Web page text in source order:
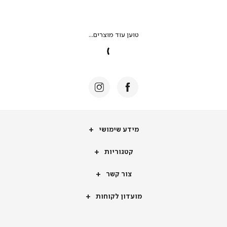
מידע
מידע שימושי
קטגוריותקטגוריות
צור
צור קשר
מועדון
מועדון לקוחות